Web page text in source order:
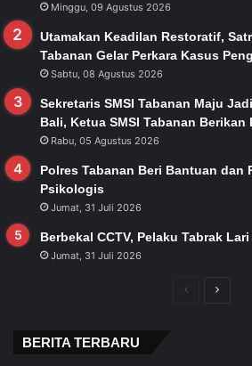
Minggu, 09 Agustus 2026
Utamakan Keadilan Restoratif,
Tabanan Gelar Perkara Kasus
Sabtu, 08 Agustus 2026
Sekretaris SMSI Tabanan Maju
Bali, Ketua SMSI Tabanan Berikan
Rabu, 05 Agustus 2026
Polres Tabanan Beri Bantuan dan
Psikologis
Jumat, 31 Juli 2026
Berbekal CCTV, Pelaku Tabrak
Jumat, 31 Juli 2026
PreviousNext
BERITA TERBARU